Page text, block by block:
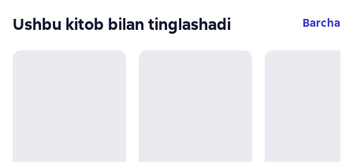
Ushbu kitob bilan tinglashadi Barcha